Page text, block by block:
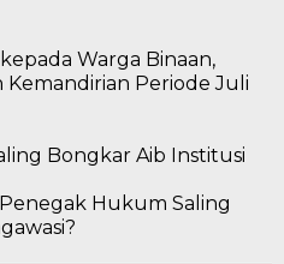
Warga Binaan,
Kemandirian Periode Juli
Bongkar Aib Institusi
Hukum Saling